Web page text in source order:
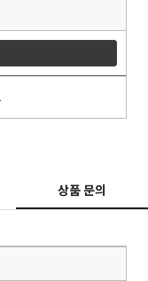
상품 문의